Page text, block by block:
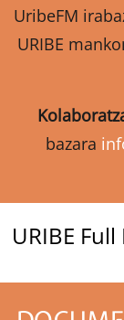
UribeFM
URIBE
bazara
URIBE